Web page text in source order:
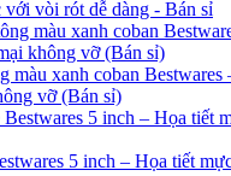
với vòi rót dễ dàng - Bán sỉ
màu xanh coban Bestwares
vỡ (Bán sỉ)
5 inch – Họa tiết